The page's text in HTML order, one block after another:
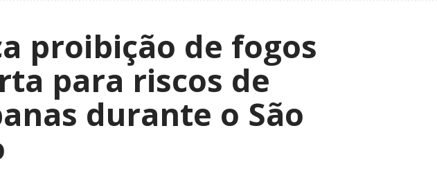
proibição de fogos
para riscos de
durante o São